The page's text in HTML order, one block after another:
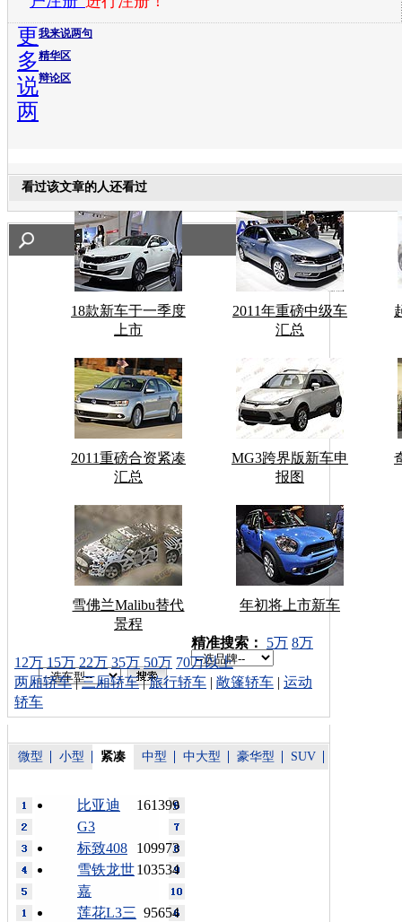
我来说两句
精华区
辩论区
更
多
说
两
看过该文章的人还看过
18款新车于一季度
上市
2011年重磅中级车
汇总
2011重磅合资紧凑
汇总
MG3跨界版新车申
报图
雪佛兰Malibu替代
景程
年初将上市新车
车型搜索：
精准搜索： 5万 8万
12万 15万 22万 35万 50万 70万以上
两厢轿车|三厢轿车|旅行轿车 | 敞篷轿车 | 运动
轿车
微型 小型 紧凑 中型 中大型 豪华型 SUV
161399
比亚迪
G3
109973
标致408
103534
雪铁龙世
嘉
95654
莲花L3三